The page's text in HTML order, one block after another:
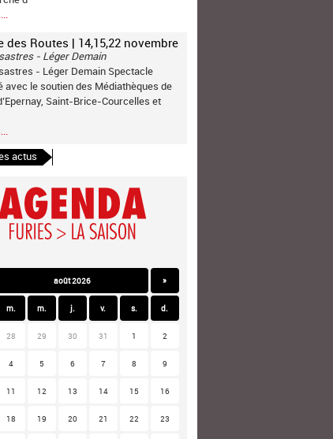
des Routes | 14,15,22 novembre
- Léger Demain
- Léger Demain Spectacle
avec le soutien des Médiathèques de
Saint-Brice-Courcelles et
actus
août 2026 »
m. m. j. v. s. d.
28 29 30 31 1 2
4 5 6 7 8 9
11 12 13 14 15 16
18 19 20 21 22 23